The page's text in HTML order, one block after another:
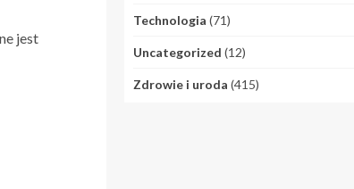
jest
Technologia (71)
Uncategorized (12)
Zdrowie i uroda (415)